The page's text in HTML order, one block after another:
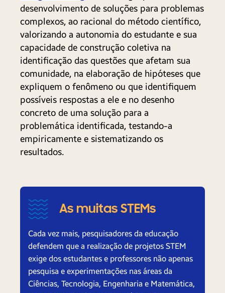
desenvolvimento de soluções para problemas
complexos, ao racional do método científico,
valorizando a autonomia do estudante e sua
capacidade de construção coletiva na
identificação das questões que afetam sua
comunidade, na elaboração de hipóteses que
expliquem o fenômeno ou que identifiquem
possíveis respostas a ele e no desenho
concreto de uma solução para a
problemática identificada, testando-a
empiricamente e sistematizando os
resultados.
As muitas STEMs
Cada vez mais, pesquisadores da educação
defendem que a realização de projetos STEM
exige dos estudantes e professores não apenas
pesquisa e experimentações nas áreas da
Ciências, Tecnologia, Engenharia e Matemática,